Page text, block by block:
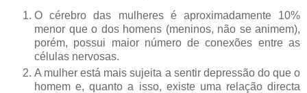
O cérebro das mulheres é aproximadamente 10%
menor que o dos homens (meninos, não se animem),
porém, possui maior número de conexões entre as
células nervosas.
A mulher está mais sujeita a sentir depressão do que o
homem e, quanto a isso, existe uma relação directa